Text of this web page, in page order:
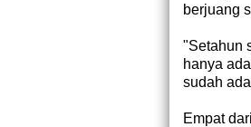
berjuang
"Setahun
hanya
sudah
Empat